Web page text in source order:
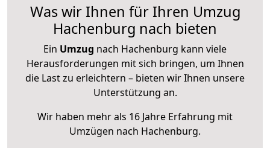
Was wir Ihnen für Ihren Umzug
Hachenburg nach bieten
Ein Umzug nach Hachenburg kann viele
Herausforderungen mit sich bringen, um Ihnen
die Last zu erleichtern – bieten wir Ihnen unsere
Unterstützung an.
Wir haben mehr als 16 Jahre Erfahrung mit
Umzügen nach Hachenburg.